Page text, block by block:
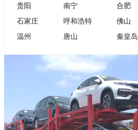
贵阳
南宁 合肥
石家庄
呼和浩特 佛山
温州
唐山 秦皇岛